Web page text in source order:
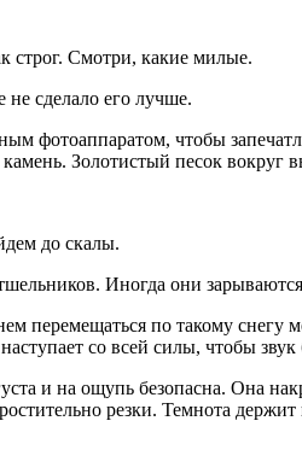
строг. Смотри, какие милые.
сделало его лучше.
фотоаппаратом, чтобы
Золотистый песок вокруг
до скалы.
Иногда они
перемещаться по такому
со всей силы, чтобы звук
и на ощупь безопасна. Она
резки. Темнота